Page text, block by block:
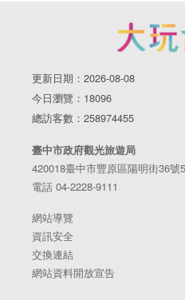
更新日期：2026-08-08
今日瀏覽：18096
總訪客數：258974455
臺中市政府觀光旅遊局
420018臺中市豐原區陽明街36號
電話 04-2228-9111
網站導覽
資訊安全
交換連結
網站資料開放宣告